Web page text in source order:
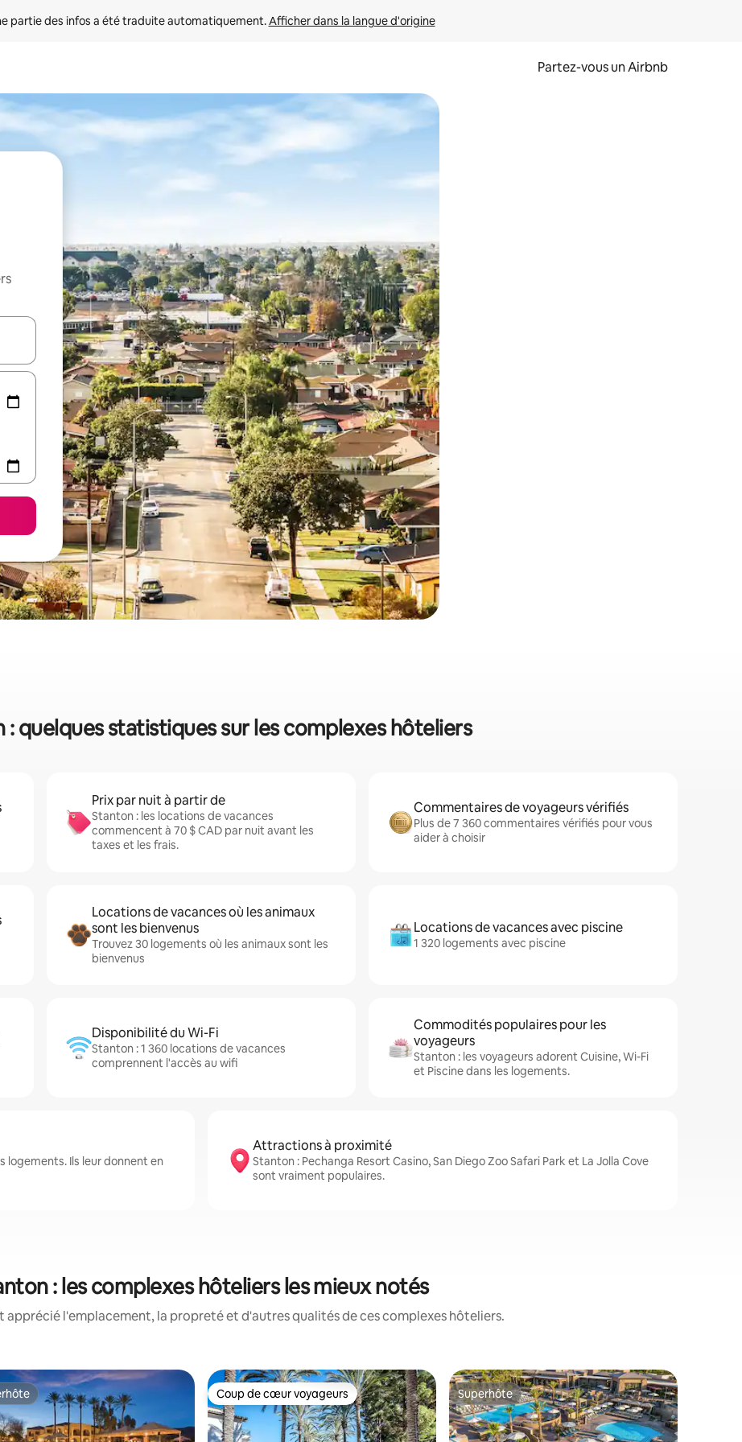
partie des infos a été traduite automatiquement. Afficher dans la langue d'origine
Partez-vous un Airbnb
en utilisant les flèches vers le haut et vers le bas, ou en appuyant dessus et en les faisant glisser.
: quelques statistiques sur les complexes hôteliers
Prix par nuit à partir de
Stanton : les locations de vacances
commencent à 70 $ CAD par nuit avant les
taxes et les frais.
Commentaires de voyageurs vérifiés
Plus de 7 360 commentaires vérifiés pour vous
aider à choisir
Locations de vacances où les animaux
sont les bienvenus
Trouvez 30 logements où les animaux sont les
bienvenus
Locations de vacances avec piscine
1 320 logements avec piscine
Disponibilité du Wi-Fi
Stanton : 1 360 locations de vacances
comprennent l'accès au wifi
Commodités populaires pour les
voyageurs
Stanton : les voyageurs adorent Cuisine, Wi-Fi
et Piscine dans les logements.
logements. Ils leur donnent en
Attractions à proximité
Stanton : Pechanga Resort Casino, San Diego Zoo Safari Park et La Jolla Cove
sont vraiment populaires.
: les complexes hôteliers les mieux notés
apprécié l'emplacement, la propreté et d'autres qualités de ces complexes hôteliers.
Coup de cœur voyageurs
Coup de cœur voyageurs Superhôte
Superhôte